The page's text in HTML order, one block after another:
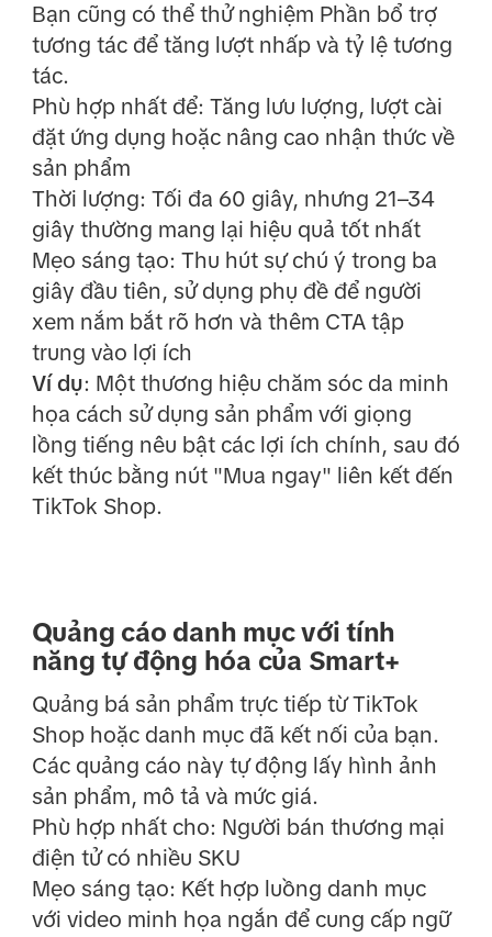
Bạn cũng có thể thử nghiệm Phần bổ trợ
tương tác để tăng lượt nhấp và tỷ lệ tương
tác.
Phù hợp nhất để: Tăng lưu lượng, lượt cài
đặt ứng dụng hoặc nâng cao nhận thức về
sản phẩm
Thời lượng: Tối đa 60 giây, nhưng 21–34
giây thường mang lại hiệu quả tốt nhất
Mẹo sáng tạo: Thu hút sự chú ý trong ba
giây đầu tiên, sử dụng phụ đề để người
xem nắm bắt rõ hơn và thêm CTA tập
trung vào lợi ích
Ví dụ: Một thương hiệu chăm sóc da minh
họa cách sử dụng sản phẩm với giọng
lồng tiếng nêu bật các lợi ích chính, sau đó
kết thúc bằng nút "Mua ngay" liên kết đến
TikTok Shop.
Quảng cáo danh mục với tính
năng tự động hóa của Smart+
Quảng bá sản phẩm trực tiếp từ TikTok
Shop hoặc danh mục đã kết nối của bạn.
Các quảng cáo này tự động lấy hình ảnh
sản phẩm, mô tả và mức giá.
Phù hợp nhất cho: Người bán thương mại
điện tử có nhiều SKU
Mẹo sáng tạo: Kết hợp luồng danh mục
với video minh họa ngắn để cung cấp ngữ